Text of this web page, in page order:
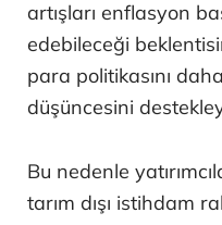
artışları enflasyon
edebileceği
para politikasını
düşüncesini
Bu nedenle
tarım dışı istihdam